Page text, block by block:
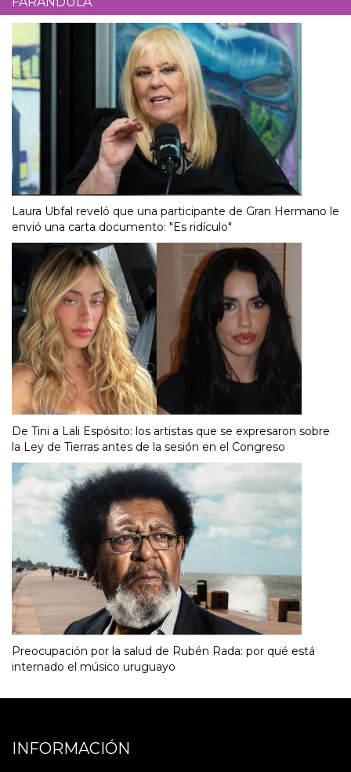
Laura Ubfal reveló que una participante de Gran Hermano le
envió una carta documento: "Es ridículo"
De Tini a Lali Espósito: los artistas que se expresaron sobre
la Ley de Tierras antes de la sesión en el Congreso
Preocupación por la salud de Rubén Rada: por qué está
internado el músico uruguayo
INFORMACIÓN